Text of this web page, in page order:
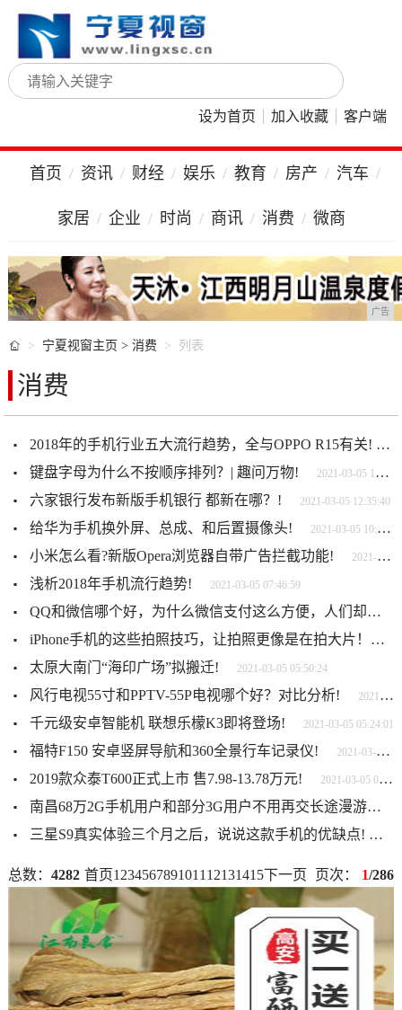
设为首页 加入收藏 客户端
首页 资讯 财经 娱乐 教育 房产 汽车
家居 企业 时尚 商讯 消费 微商
广告
 宁夏视窗主页 > 消费 列表
消费
2018年的手机行业五大流行趋势，全与OPPO R15有关!
键盘字母为什么不按顺序排列？| 趣问万物! 2021-03-05 13:27:16
六家银行发布新版手机银行 都新在哪？! 2021-03-05 12:35:40
给华为手机换外屏、总成、和后置摄像头! 2021-03-05 10:34:42
小米怎么看?新版Opera浏览器自带广告拦截功能! 2021-03-05 09:05:39
浅析2018年手机流行趋势! 2021-03-05 07:46:59
QQ和微信哪个好，为什么微信支付这么方便，人们却依然喜欢用QQ!
iPhone手机的这些拍照技巧，让拍照更像是在拍大片！值得你收藏!
太原大南门“海印广场”拟搬迁!
2021-03-05 05:50:24
风行电视55寸和PPTV-55P电视哪个好？对比分析! 2021-03-05 05:41:11
千元级安卓智能机 联想乐檬K3即将登场! 2021-03-05 05:24:01
福特F150 安卓竖屏导航和360全景行车记录仪! 2021-03-05 05:18:34
2019款众泰T600正式上市 售7.98-13.78万元! 2021-03-05 04:08:32
南昌68万2G手机用户和部分3G用户不用再交长途漫游费!
三星S9真实体验三个月之后，说说这款手机的优缺点!
总数： 4282 首页1 234567891011 12131415下一页 页次： 1/286